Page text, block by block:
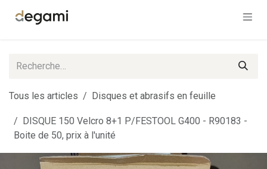
Tous les articles Disques et abrasifs en feuille
DISQUE 150 Velcro 8+1 P/FESTOOL G400 - R90183 -
Boite de 50, prix à l'unité